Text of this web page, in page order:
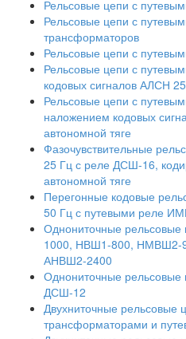
Рельсовые цепи с
Рельсовые цепи с
трансформаторов
Рельсовые цепи с
Рельсовые цепи с
кодовых сигналов АЛСН
Рельсовые цепи с
наложением кодовых
автономной тяге
Фазочувствительные
25 Гц с реле ДСШ-16,
автономной тяге
Перегонные кодовые
50 Гц с путевыми реле
Однониточные
1000, НВШ1-800, НМВШ2-
АНВШ2-2400
Однониточные рельсовые
ДСШ-12
Двухниточные рельсовые
трансформаторами и